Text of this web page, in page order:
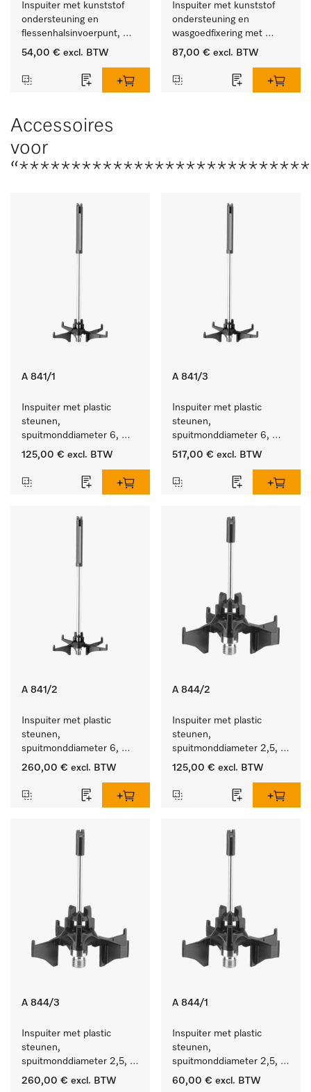
Inspuiter met kunststof
ondersteuning en
flessenhalsinvoerpunt,
ster, Ø 6, lengte 175 mm.
54,00 € excl. BTW
Inspuiter met kunststof
ondersteuning en
wasgoedfixering met
vergr., Ø 6, lengte
87,00 € excl. BTW
Accessoires
voor
A 841/1
Inspuiter met plastic
steunen,
spuitmonddiameter 6,
lengte 210 mm, 5 stuks
125,00 € excl. BTW
A 841/3
Inspuiter met plastic
steunen,
spuitmonddiameter 6,
lengte 210 mm, 20 stuks
517,00 € excl. BTW
A 841/2
Inspuiter met plastic
steunen,
spuitmonddiameter 6,
lengte 210 mm, 10 stuks
260,00 € excl. BTW
A 844/2
Inspuiter met plastic
steunen,
spuitmonddiameter 2,5,
lengte 80 mm, 10 stuks.
125,00 € excl. BTW
A 844/3
Inspuiter met plastic
steunen,
spuitmonddiameter 2,5,
lengte 80 mm, 20 stuks.
260,00 € excl. BTW
A 844/1
Inspuiter met plastic
steunen,
spuitmonddiameter 2,5,
lengte 80 mm, 5 stuks.
60,00 € excl. BTW